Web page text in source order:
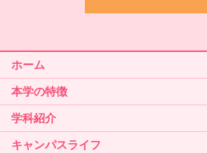
ホーム
本学の特徴
学科紹介
キャンパスライフ